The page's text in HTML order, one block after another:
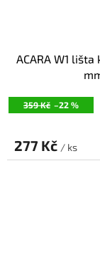
359 Kč –22 %
ACARA W1
277 Kč / ks